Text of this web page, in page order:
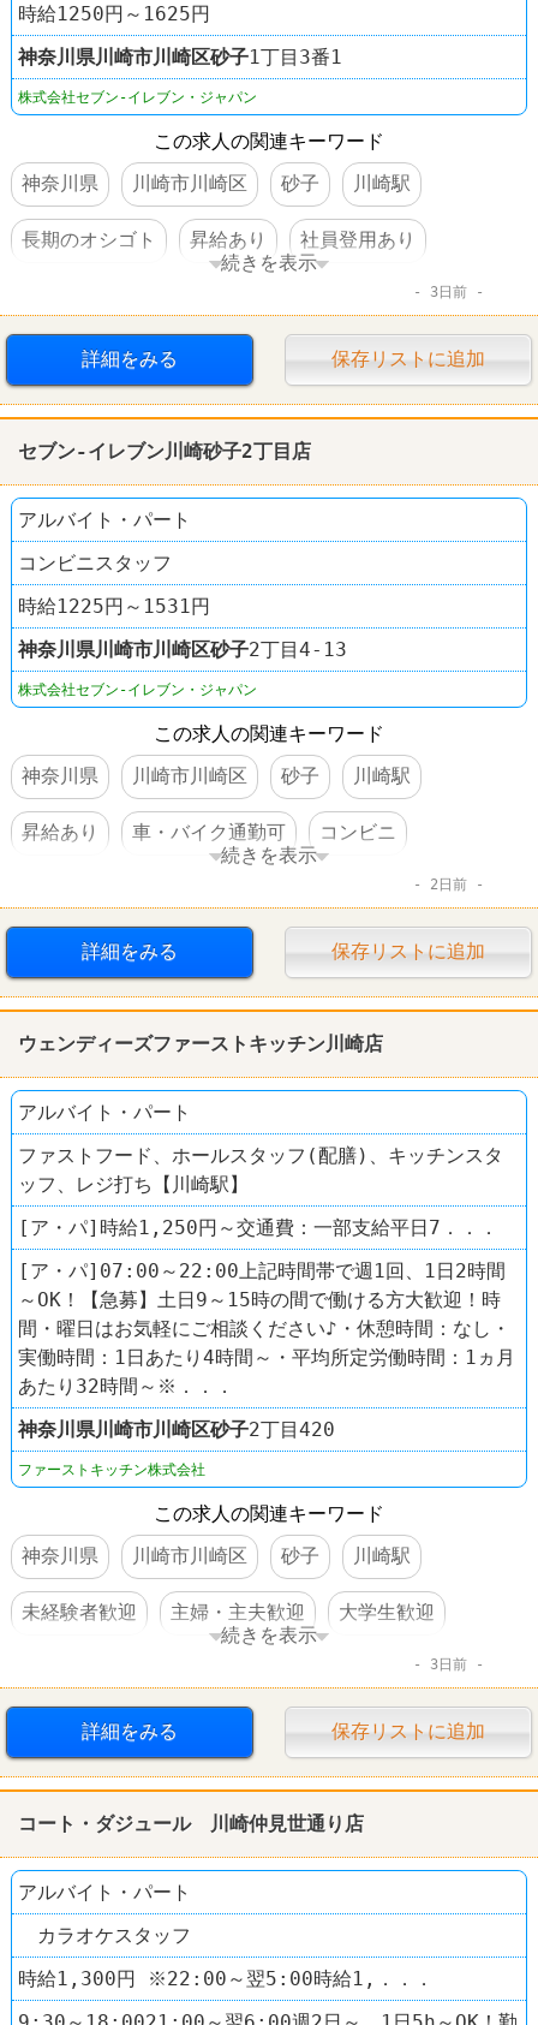
時給1250円～1625円
神奈川県川崎市川崎区砂子1丁目3番1
株式会社セブン-イレブン・ジャパン
この求人の関連キーワード
神奈川県
川崎市川崎区 砂子 川崎駅
長期のオシゴト 昇給あり 社員登用あり
続きを表示
3日前
詳細をみる 保存リストに追加
セブン-イレブン川崎砂子2丁目店
アルバイト・パート
コンビニスタッフ
時給1225円～1531円
神奈川県川崎市川崎区砂子2丁目4-13
株式会社セブン-イレブン・ジャパン
この求人の関連キーワード
神奈川県
川崎市川崎区 砂子 川崎駅
昇給あり 車・バイク通勤可 コンビニ
続きを表示
2日前
詳細をみる 保存リストに追加
ウェンディーズファーストキッチン川崎店
アルバイト・パート
ファストフード、ホールスタッフ(配膳)、キッチンスタ
ッフ、レジ打ち【川崎駅】
[ア・パ]時給1,250円～交通費：一部支給平日7．．．
[ア・パ]07:00～22:00上記時間帯で週1回、1日2時間
～OK！【急募】土日9～15時の間で働ける方大歓迎！時
間・曜日はお気軽にご相談ください♪・休憩時間：なし・
実働時間：1日あたり4時間～・平均所定労働時間：1ヵ月
あたり32時間～※．．．
神奈川県川崎市川崎区砂子2丁目420
ファーストキッチン株式会社
この求人の関連キーワード
神奈川県
川崎市川崎区 砂子 川崎駅
未経験者歓迎 主婦・主夫歓迎 大学生歓迎
昇給あり
扶養控除内のオシゴト 禁煙・分煙
ファーストフード ファーストキッチン
続きを表示
3日前
詳細をみる 保存リストに追加
コート・ダジュール 川崎仲見世通り店
アルバイト・パート
カラオケスタッフ
時給1,300円 ※22:00～翌5:00時給1,．．．